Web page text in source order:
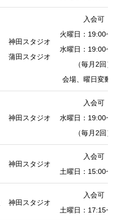
神田スタジオ
蒲田スタジオ
入会可
火曜日：
水曜日：
（毎月2回）
会場、曜日変動
神田スタジオ
入会可
水曜日：
（毎月2回）
神田スタジオ
入会可
土曜日：
神田スタジオ
入会可
土曜日：